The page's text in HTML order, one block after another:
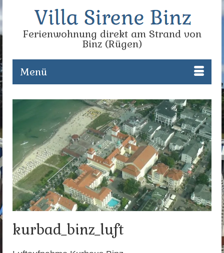
Ferienwohnung direkt am Strand von
Binz (Rügen)
Menü
kurbad_binz_luft